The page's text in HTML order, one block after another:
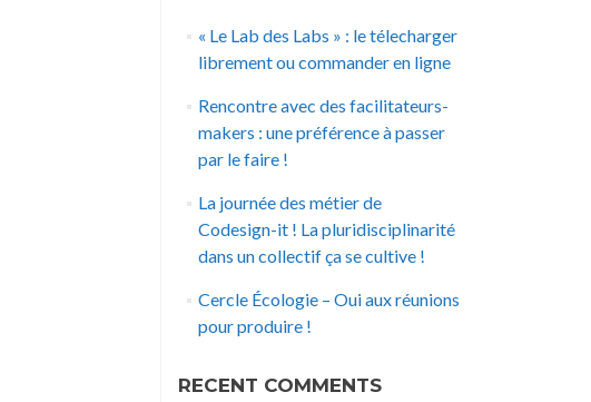
« Le Lab des Labs » : le télecharger
librement ou commander en ligne
Rencontre avec des facilitateurs-
makers : une préférence à passer
par le faire !
La journée des métier de
Codesign-it ! La pluridisciplinarité
dans un collectif ça se cultive !
Cercle Écologie – Oui aux réunions
pour produire !
RECENT COMMENTS